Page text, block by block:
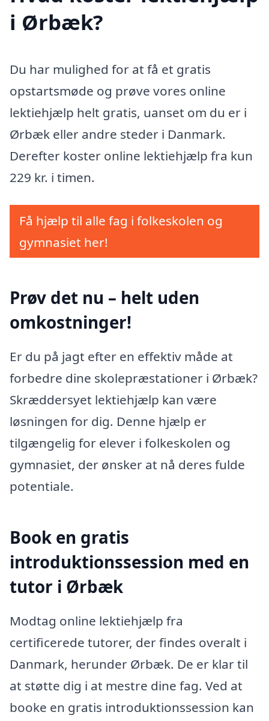
i Ørbæk?
Du har mulighed for at få et gratis
opstartsmøde og prøve vores online
lektiehjælp helt gratis, uanset om du er i
Ørbæk eller andre steder i Danmark.
Derefter koster online lektiehjælp fra kun
229 kr. i timen.
Få hjælp til alle fag i folkeskolen og
gymnasiet her!
Prøv det nu – helt uden
omkostninger!
Er du på jagt efter en effektiv måde at
forbedre dine skolepræstationer i Ørbæk?
Skræddersyet lektiehjælp kan være
løsningen for dig. Denne hjælp er
tilgængelig for elever i folkeskolen og
gymnasiet, der ønsker at nå deres fulde
potentiale.
Book en gratis
introduktionssession med en
tutor i Ørbæk
Modtag online lektiehjælp fra
certificerede tutorer, der findes overalt i
Danmark, herunder Ørbæk. De er klar til
at støtte dig i at mestre dine fag. Ved at
booke en gratis introduktionssession kan